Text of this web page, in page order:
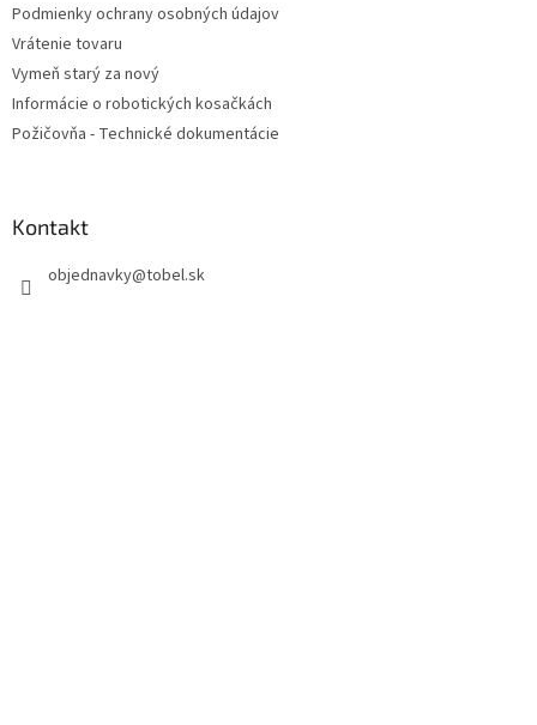
Podmienky ochrany osobných údajov
Vrátenie tovaru
Vymeň starý za nový
Informácie o robotických kosačkách
Požičovňa - Technické dokumentácie
Kontakt
objednavky@tobel.sk